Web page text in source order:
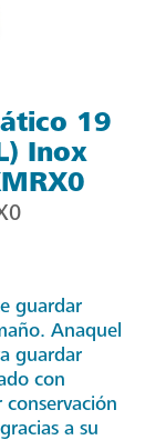
19
Inox
guardar
Anaquel
guardar
con
a su